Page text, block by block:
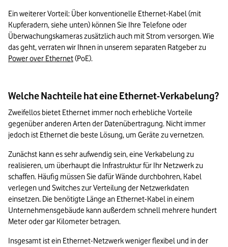
Ein weiterer Vorteil: Über konventionelle Ethernet-Kabel (mit
Kupferadern, siehe unten) können Sie Ihre Telefone oder
Überwachungskameras zusätzlich auch mit Strom versorgen. Wie
Power over Ethernet (PoE).
Welche Nachteile hat eine Ethernet-Verkabelung?
Zweifellos bietet Ethernet immer noch erhebliche Vorteile
gegenüber anderen Arten der Datenübertragung. Nicht immer
jedoch ist Ethernet die beste Lösung, um Geräte zu vernetzen.
Zunächst kann es sehr aufwendig sein, eine Verkabelung zu
realisieren, um überhaupt die Infrastruktur für Ihr Netzwerk zu
schaffen. Häufig müssen Sie dafür Wände durchbohren, Kabel
verlegen und Switches zur Verteilung der Netzwerkdaten
einsetzen. Die benötigte Länge an Ethernet-Kabel in einem
Unternehmensgebäude kann außerdem schnell mehrere hundert
Meter oder gar Kilometer betragen.
Insgesamt ist ein Ethernet-Netzwerk weniger flexibel und in der